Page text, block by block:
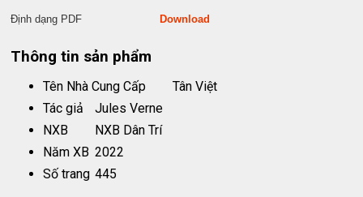
Định dạng PDF Download
Thông tin sản phẩm
Tên Nhà Cung Cấp
Tân Việt
Tác giả
Jules Verne
NXB
NXB Dân Trí
Năm XB 2022
Số trang 445